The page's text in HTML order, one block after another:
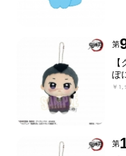
第
ぽ
￥
第